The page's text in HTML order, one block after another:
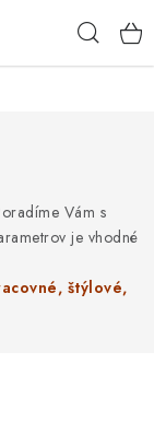
Vám s
je vhodné
štýlové,